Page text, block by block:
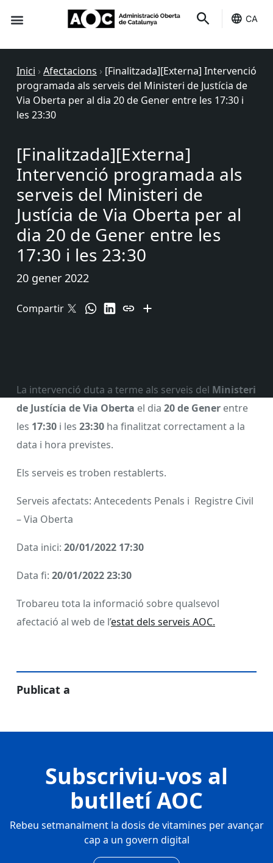
CA
Inici › Afectacions › [Finalitzada][Externa] Intervenció
programada als serveis del Ministeri de Justícia de
Via Oberta per al dia 20 de Gener entre les 17:30 i
les 23:30
[Finalitzada][Externa]
Intervenció programada als
serveis del Ministeri de
Justícia de Via Oberta per al
dia 20 de Gener entre les
17:30 i les 23:30
20 gener 2022
Compartir
La intervenció duta a terme als serveis del Ministeri
de Justícia de Via Oberta el dia 20 de Gener entre
les 17:30 i les 23:30 ha finalitzat correctament a la
data i hora previstes.
Els serveis es troben restablerts.
Serveis afectats: Antecedents Penals i Registre Civil
– Via Oberta
Data inici: 20/01/2022 17:30
Data fi: 20/01/2022 23:30
Trobareu tota la informació sobre qualsevol
afectació al web de l’estat dels serveis AOC.
Publicat a
Subscriviu-vos al
butlletí AOC
Rebeu setmanalment la dosis de vitamines per avançar
cap a un govern digital